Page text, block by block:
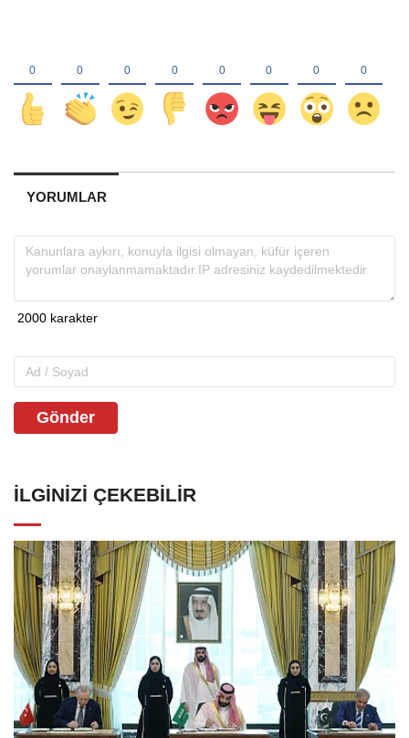
YORUMLAR
Gönder
İLGINIZI ÇEKEBILIR